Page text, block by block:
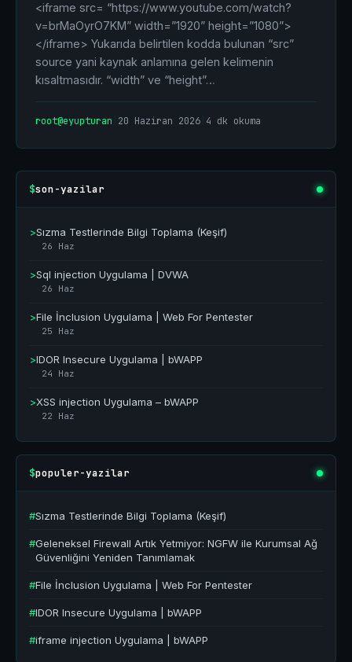
<iframe src= “https://www.youtube.com/watch?
v=brMaOyrO7KM” width=”1920” height=”1080”>
</iframe> Yukarıda belirtilen kodda bulunan “src”
source yani kaynak anlamına gelen kelimenin
kısaltmasıdır. “width” ve “height”…
root@eyupturan 20 Haziran 2026 4 dk okuma
$son-yazilar
>Sızma Testlerinde Bilgi Toplama (Keşif)
26 Haz
>Sql injection Uygulama | DVWA
26 Haz
>File İnclusion Uygulama | Web For Pentester
25 Haz
>IDOR Insecure Uygulama | bWAPP
24 Haz
>XSS injection Uygulama – bWAPP
22 Haz
$populer-yazilar
#Sızma Testlerinde Bilgi Toplama (Keşif)
#Geleneksel Firewall Artık Yetmiyor: NGFW ile Kurumsal Ağ
Güvenliğini Yeniden Tanımlamak
#File İnclusion Uygulama | Web For Pentester
#IDOR Insecure Uygulama | bWAPP
#iframe injection Uygulama | bWAPP